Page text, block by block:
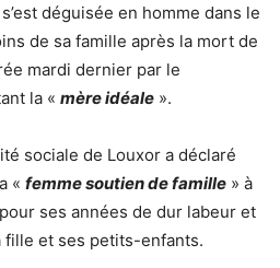
déguisée en homme dans le
de sa famille après la mort de
mardi dernier par le
la « mère idéale ».
sociale de Louxor a déclaré
« femme soutien de famille » à
ses années de dur labeur et
fille et ses petits-enfants.